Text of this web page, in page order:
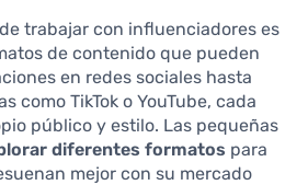
trabajar con influenciadores es
de contenido que pueden
en redes sociales hasta
como TikTok o YouTube, cada
público y estilo. Las pequeñas
diferentes formatos para
mejor con su mercado